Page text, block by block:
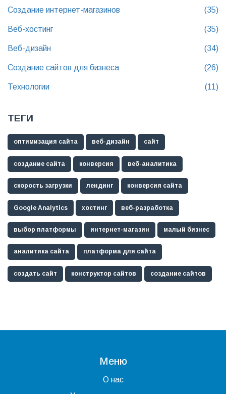
Создание интернет-магазинов (35)
Веб-хостинг (35)
Веб-дизайн (34)
Создание сайтов для бизнеса (26)
Технологии (11)
ТЕГИ
оптимизация сайта веб-дизайн сайт
создание сайта конверсия веб-аналитика
скорость загрузки лендинг конверсия сайта
Google Analytics хостинг веб-разработка
выбор платформы интернет-магазин малый бизнес
аналитика сайта платформа для сайта
создать сайт конструктор сайтов создание сайтов
Меню
О нас